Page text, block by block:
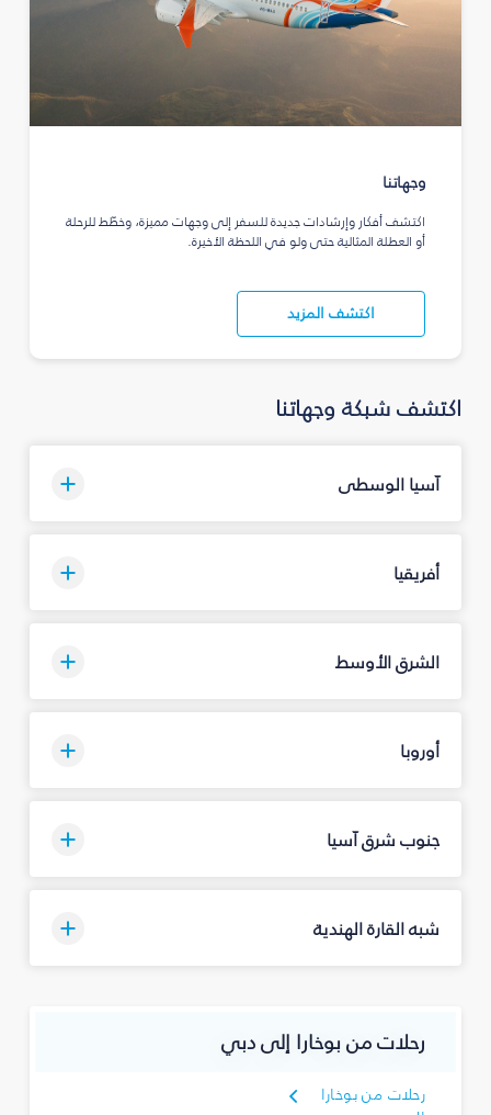
وجهاتنا
اكتشف أفكار وإرشادات جديدة للسفر إلى وجهات مميزة، وخطّط للرحلة
أو العطلة المثالية حتى ولو في اللحظة الأخيرة.
اكتشف المزيد
اكتشف شبكة وجهاتنا
آسيا الوسطى
أفريقيا
الشرق الأوسط
أوروبا
جنوب شرق آسيا
شبه القارة الهندية
رحلات من بوخارا إلى دبي
رحلات من بوخارا